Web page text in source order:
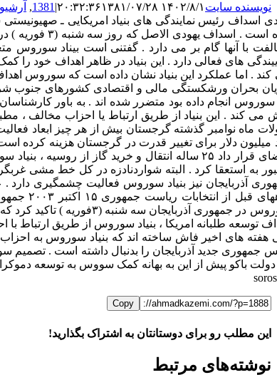
نویسنده سایت ۱۴۰۲/۸/۱ ۲۰:۳۲:۳۶ ۱۳۸۱/۰۷/۲۸ |
1381
,
داده است .
با آنها گام بر می دارد . گفتنی است بیناد
های فعالی دارد . این بنیاد در ظاهر اهداف خود
بحران ورشکستگی مالی و اقتصادی کشورهای جنوب شرق
انجام داده بود متضرر شده اند . به باور
می کند . این بنیاد از طریق ارتباط یا احزاب مخالف ،
ماه نوامبر گذشته گرجستان بیش از هر چیز ابعاد
دلار برای تغییر قدرت در گرجستان هزینه کرده
به استعقا کرد . البته شواردنادزه در کل خط مشی
آذربایجان نیز بنیاد سوروس فعالیت چشمگیری دارد .
ماههای
توسعه طلبانه امریکا ، بنیاد سوروس از طریق ارتباط
جمهوری جدید آذربایجان را بدنبال داشته است . تصمیم
باکو پیش از این به بهانه کمک سووس به توسعه
Copy
این مطلب رو برای دوستانتان به اشتراک بگذارید!
FacebookX
LinkedIn
WhatsApp
Telegram
ایمیل
نوشته‌‌های مرتبط